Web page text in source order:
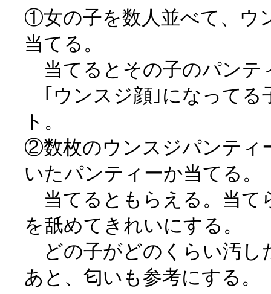
①女の子を数人並べて、ウ
当てる。
当てるとその子のパンテ
｢ウンスジ顔｣になってる
ト。
②数枚のウンスジパンティ
いたパンティーか当てる。
当てるともらえる。当て
を舐めてきれいにする。
どの子がどのくらい汚し
あと、匂いも参考にする。